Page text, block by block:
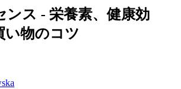
ンス - 栄養素、健康効
い物のコツ